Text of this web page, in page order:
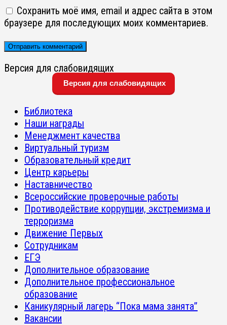
Сохранить моё имя, email и адрес сайта в этом
браузере для последующих моих комментариев.
Версия для слабовидящих
Версия для слабовидящих
Библиотека
Наши награды
Менеджмент качества
Виртуальный туризм
Образовательный кредит
Центр карьеры
Наставничество
Всероссийские проверочные работы
Противодействие коррупции, экстремизма и
терроризма
Движение Первых
Сотрудникам
ЕГЭ
Дополнительное образование
Дополнительное профессиональное
образование
Каникулярный лагерь “Пока мама занята”
Вакансии